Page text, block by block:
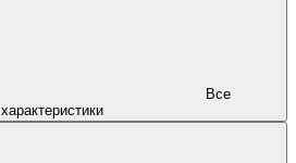
характеристики